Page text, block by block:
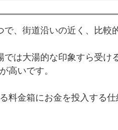
、街道沿いの近く、比較
は大湯的な印象すら受け
高いです。
料金箱にお金を投入する